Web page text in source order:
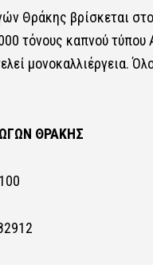
Θράκης βρίσκεται
τόνους καπνού
μονοκαλλιέργεια.
ΘΡΑΚΗΣ